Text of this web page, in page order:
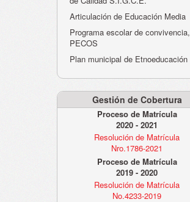
Articulación de Educación Media
Programa escolar de convivencia,
PECOS
Plan municipal de Etnoeducación
Gestión de Cobertura
Proceso de Matrícula
2020 - 2021
Resolución de Matrícula
Nro.1786-2021
Proceso de Matrícula
2019 - 2020
Resolución de Matrícula
No.4233-2019